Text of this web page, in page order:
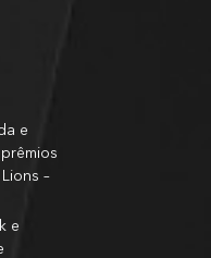
e
–
e